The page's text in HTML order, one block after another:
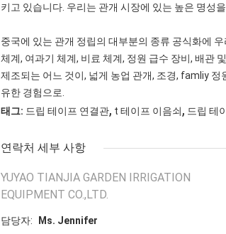
키고 있습니다. 우리는 관개 시장에 있는 높은 명성
중국에 있는 관개 정립의 대부분의 종류 공식화에
체계, 여과기 체계, 비료 체계, 정원 급수 장비, 배관
제조되는 어느 것이, 넓게 농업 관개, 조경, famliy
유한 경험으로.
태그: 드립 테이프 연결관, t 테이프 이음쇠, 드립 테
연락처 세부 사항
YUYAO TIANJIA GARDEN IRRIGATION
EQUIPMENT CO.,LTD.
담당자:
Ms. Jennifer